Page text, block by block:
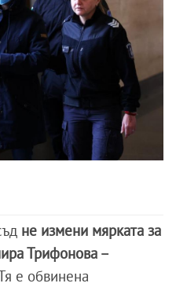
не измени мярката за
Трифонова –
е обвинена